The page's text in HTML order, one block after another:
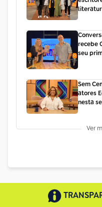
recebe
seu
Sem
atores
nesta
Ver